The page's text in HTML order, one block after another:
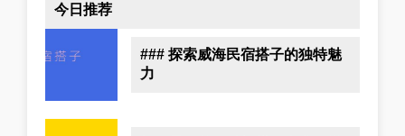
今日推荐
### 探索威海民宿搭子的独特魅
力